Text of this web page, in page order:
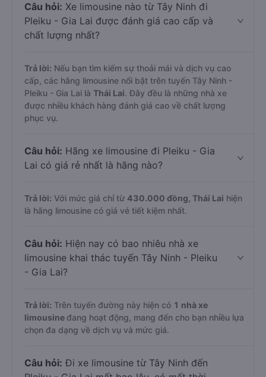
Câu hỏi: Xe limousine nào từ Tây Ninh đi
Pleiku - Gia Lai được đánh giá cao cấp và
chất lượng nhất?
Trả lời: Nếu bạn tìm kiếm sự thoải mái và dịch vụ cao
cấp, các hãng limousine nổi bật trên tuyến Tây Ninh -
Pleiku - Gia Lai là Thái Lai. Đây đều là những nhà xe
được nhiều khách hàng đánh giá cao về chất lượng
phục vụ.
Câu hỏi: Hãng xe limousine đi Pleiku - Gia
Lai có giá rẻ nhất là hãng nào?
Trả lời: Với mức giá chỉ từ 430.000 đồng, Thái Lai hiện
là hãng limousine có giá vé tiết kiệm nhất.
Câu hỏi: Hiện nay có bao nhiêu nhà xe
limousine khai thác tuyến Tây Ninh - Pleiku
- Gia Lai?
Trả lời: Trên tuyến đường này hiện có 1 nhà xe
limousine đang hoạt động, mang đến cho bạn nhiều lựa
chọn đa dạng về dịch vụ và mức giá.
Câu hỏi: Đi xe limousine từ Tây Ninh đến